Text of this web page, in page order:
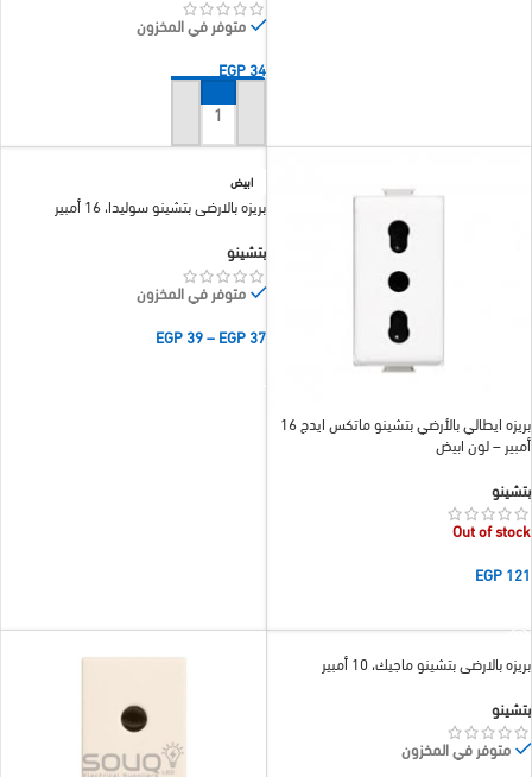
متوفر في المخزون
EGP34
إضافة إلى السلة
بريزه ايطالي بالأرضي بتشينو ماتكس ايدج 16
أمبير – لون ابيض
بتشينو
Out of stock
EGP121
ابيض
بريزه بالارضي بتشينو سوليدا، 16 أمبير
بتشينو
متوفر في المخزون
EGP37
–
EGP39
بريزه بالارضي بتشينو ماجيك، 10 أمبير
بتشينو
متوفر في المخزون